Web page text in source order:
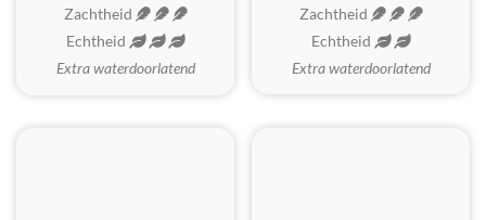
Zachtheid
Echtheid
Extra waterdoorlatend
Zachtheid
Echtheid
Extra waterdoorlatend